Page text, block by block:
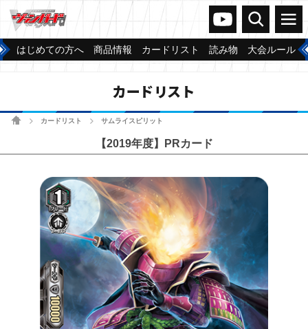
ヴァンガードch
検索 メニュー
はじめての方へ 商品情報 カードリスト 読み物 大会ルール
カードリスト
ホームカードリスト サムライスピリット
【2019年度】PRカード